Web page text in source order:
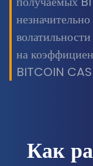
на
BITCOIN
Как